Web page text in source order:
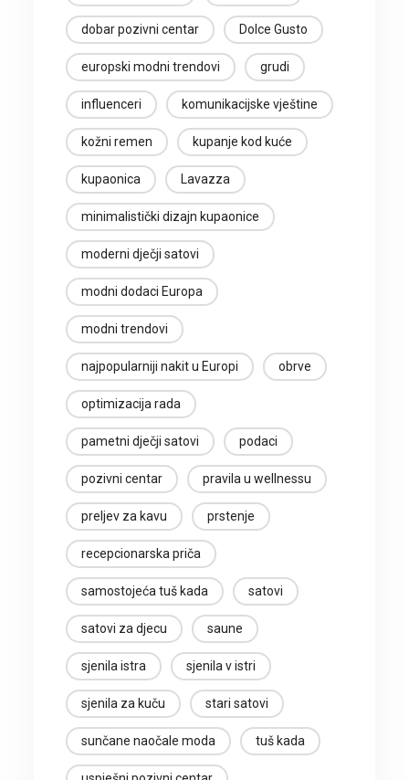
dobar pozivni centar Dolce Gusto
europski modni trendovi grudi
influenceri komunikacijske vještine
kožni remen kupanje kod kuće
kupaonica Lavazza
minimalistički dizajn kupaonice
moderni dječji satovi
modni dodaci Europa
modni trendovi
najpopularniji nakit u Europi obrve
optimizacija rada
pametni dječji satovi podaci
pozivni centar pravila u wellnessu
preljev za kavu prstenje
recepcionarska priča
samostojeća tuš kada satovi
satovi za djecu saune
sjenila istra sjenila v istri
sjenila za kuču stari satovi
sunčane naočale moda tuš kada